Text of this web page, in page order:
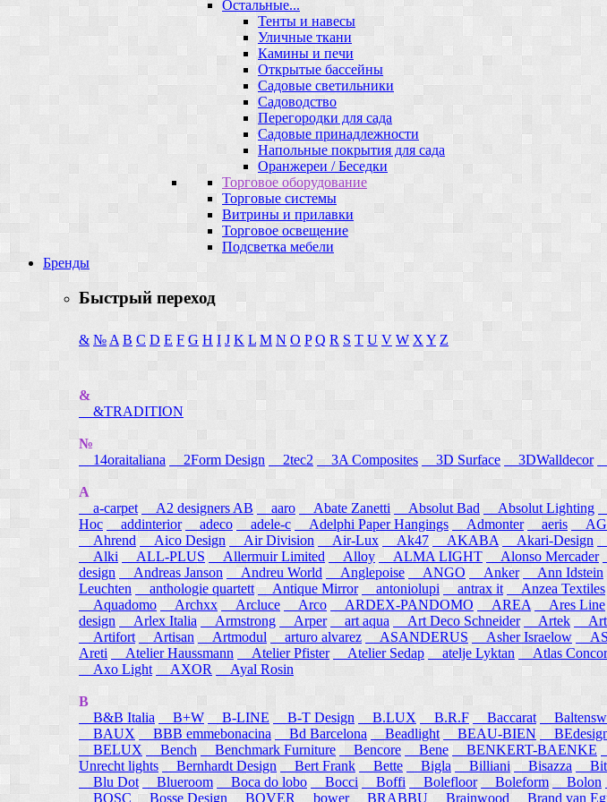
Остальные...
Тенты и навесы
Уличные ткани
Камины и печи
Открытые бассейны
Садовые светильники
Садоводство
Перегородки для сада
Садовые принадлежности
Напольные покрытия для сада
Оранжереи / Беседки
Торговое оборудование
Торговые системы
Витрины и прилавки
Торговое освещение
Подсветка мебели
Бренды
Быстрый переход
& № A B C D E F G H I J K L M N O P Q R S T U V W X Y Z
&
&TRADITION
№
14oraitaliana
2Form Design 2tec2 3A Composites 3D Surface 3DWalldecor
A
a-carpet
A2 designers AB aaro Abate Zanetti Absolut Bad Absolut Lighting
Hoc
addinterior adeco adele-c Adelphi Paper Hangings Admonter aeris AG
Ahrend
Aico Design Air Division Air-Lux Ak47 AKABA Akari-Design
Alki
ALL-PLUS Allermuir Limited Alloy ALMA LIGHT Alonso Mercader
design
Andreas Janson Andreu World Anglepoise ANGO Anker Ann Idstein
Leuchten
anthologie quartett Antique Mirror antoniolupi antrax it Anzea Textiles
Aquadomo
Archxx Arcluce Arco ARDEX-PANDOMO AREA Ares Line
design
Arlex Italia Armstrong Arper art aqua Art Deco Schneider Artek
Artifort
Artisan Artmodul arturo alvarez ASANDERUS Asher Israelow
Areti
Atelier Haussmann Atelier Pfister Atelier Sedap atelje Lyktan Atlas
Axo Light
AXOR Ayal Rosin
B
B&B Italia
B+W B-LINE B-T Design B.LUX B.R.F Baccarat
BAUX
BBB emmebonacina Bd Barcelona Beadlight BEAU-BIEN
BELUX
Bench Benchmark Furniture Bencore Bene BENKERT-BAENKE
Unrecht lights
Bernhardt Design Bert Frank Bette Bigla Billiani Bisazza
Blu Dot
Blueroom Boca do lobo Bocci Boffi Bolefloor Boleform Bolon
BOSC Bosse Design BOVER bower BRABBU Brainwood Brand van